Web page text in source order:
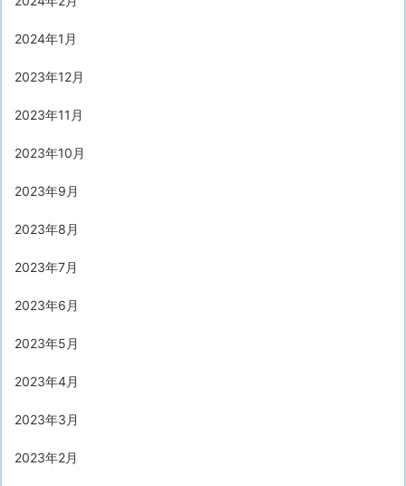
2024年1月
2023年12月
2023年11月
2023年10月
2023年9月
2023年8月
2023年7月
2023年6月
2023年5月
2023年4月
2023年3月
2023年2月